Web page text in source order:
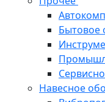
Бытовое
Навесное